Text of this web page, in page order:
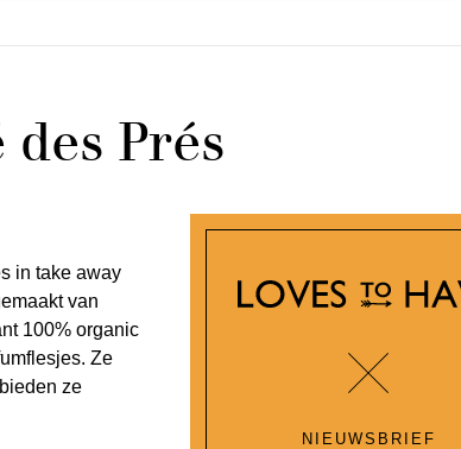
Prés
in take away
van
100% organic
Ze
ze
NIEUWSBRIEF